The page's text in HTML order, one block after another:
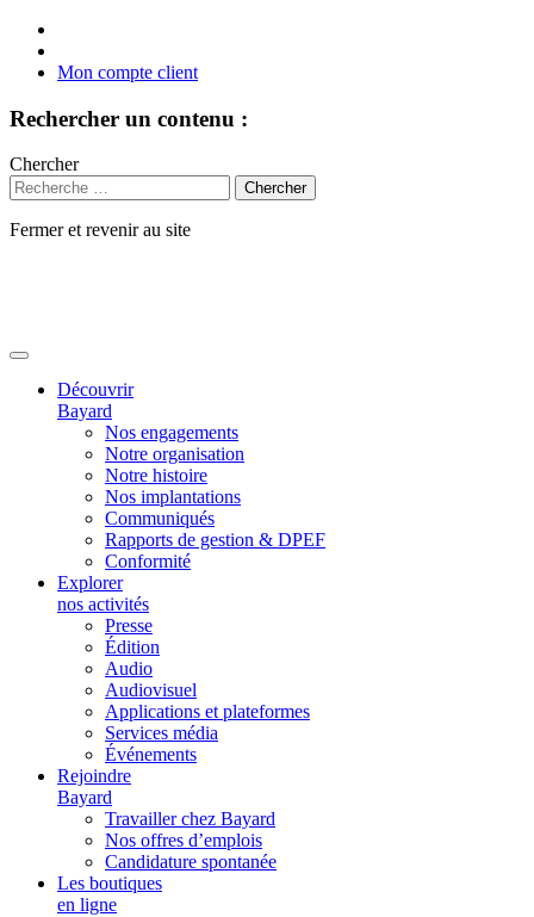
Mon compte client
Rechercher un contenu :
Chercher
Fermer et revenir au site
Découvrir
Bayard
Nos engagements
Notre organisation
Notre histoire
Nos implantations
Communiqués
Rapports de gestion & DPEF
Conformité
Explorer
nos activités
Presse
Édition
Audio
Audiovisuel
Applications et plateformes
Services média
Événements
Rejoindre
Bayard
Travailler chez Bayard
Nos offres d’emplois
Candidature spontanée
Les boutiques
en ligne